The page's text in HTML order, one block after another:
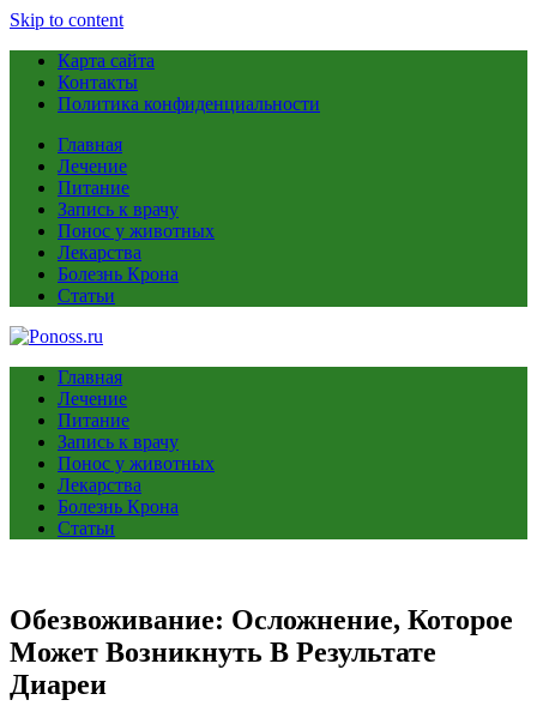
Skip to content
Карта сайта
Контакты
Политика конфиденциальности
Главная
Лечение
Питание
Запись к врачу
Понос у животных
Лекарства
Болезнь Крона
Статьи
Главная
Лечение
Питание
Запись к врачу
Понос у животных
Лекарства
Болезнь Крона
Статьи
Обезвоживание: Осложнение, Которое
Может Возникнуть В Результате
Диареи